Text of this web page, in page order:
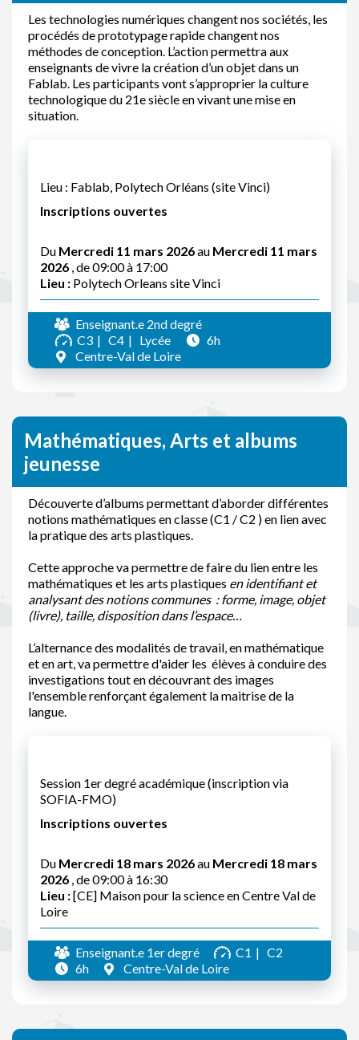
Les technologies numériques changent nos sociétés, les
procédés de prototypage rapide changent nos
méthodes de conception. L’action permettra aux
enseignants de vivre la création d’un objet dans un
Fablab. Les participants vont s’approprier la culture
technologique du 21e siècle en vivant une mise en
situation.
Lieu : Fablab, Polytech Orléans (site Vinci)
Inscriptions ouvertes
Du Mercredi 11 mars 2026au Mercredi 11 mars
2026 , de 09:00 à 17:00
Lieu : Polytech Orleans site Vinci
Enseignant.e 2nd degré
C3
C4 Lycée
6h
Centre-Val de Loire
Mathématiques, Arts et albums
jeunesse
Découverte d’albums permettant d’aborder différentes
notions mathématiques en classe (C1 / C2 ) en lien avec
la pratique des arts plastiques.
Cette approche va permettre de faire du lien entre les
mathématiques et les arts plastiques en identifiant et
analysant desnotions communes : forme, image, objet
(livre), taille, disposition dans l’espace…
L’alternance des modalités de travail, en mathématique
et en art, va permettre d'aider les élèves à conduire des
investigations tout en découvrant des images
l'ensemble renforçant également la maitrise de la
langue.
Session 1er degré académique (inscription via
SOFIA-FMO)
Inscriptions ouvertes
Du Mercredi 18 mars 2026au Mercredi 18 mars
2026 , de 09:00 à 16:30
Lieu :[CE] Maison pour la science en Centre Val de
Loire
Enseignant.e 1er degré C1
C2
6h
Centre-Val de Loire